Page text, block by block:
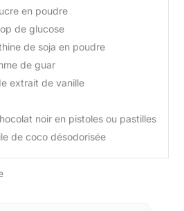
en poudre
de glucose
de soja en poudre
de guar
extrait de vanille
noir en pistoles ou pastilles
de coco désodorisée